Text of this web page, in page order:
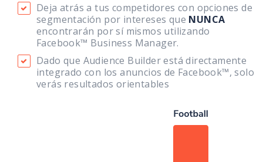
Deja atrás a tus competidores con opciones de
segmentación por intereses que NUNCA
encontrarán por sí mismos utilizando
Facebook™ Business Manager.
Dado que Audience Builder está directamente
integrado con los anuncios de Facebook™, solo
verás resultados orientables